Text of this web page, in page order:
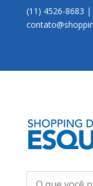
(11) 4526-8683